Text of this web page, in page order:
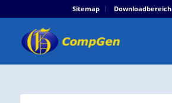
Sitemap Downloadbereich